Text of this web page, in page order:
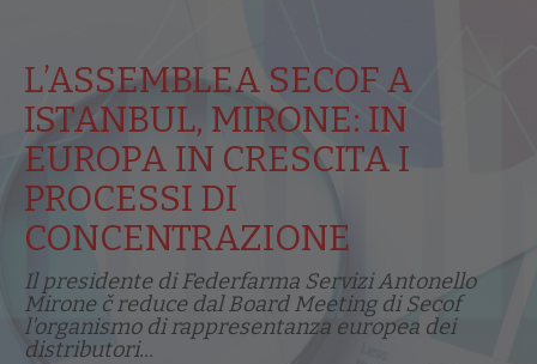
L’ASSEMBLEA SECOF A
ISTANBUL, MIRONE: IN
EUROPA IN CRESCITA I
PROCESSI DI
CONCENTRAZIONE
Il presidente di Federfarma Servizi Antonello
Mirone č reduce dal Board Meeting di Secof
l'organismo di rappresentanza europea dei
distributori...